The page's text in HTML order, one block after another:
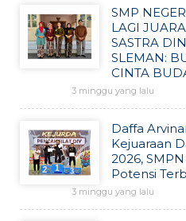
SMP
LAGI
SASTRA
SLEMAN:
CINTA
3 minggu yang lalu
Daffa
Kejuaraan
2026,
Potensi
3 minggu yang lalu